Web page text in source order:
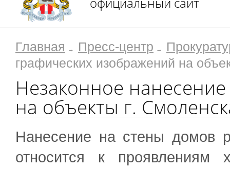
Главная Пресс-центр
графических изображений на
Незаконное
на объекты г.
Нанесение на стены домов
относится к проявлениям